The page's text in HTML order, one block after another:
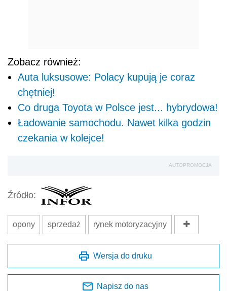
Zobacz również:
Auta luksusowe: Polacy kupują je coraz
chętniej!
Co druga Toyota w Polsce jest... hybrydowa!
Ładowanie samochodu. Nawet kilka godzin
czekania w kolejce!
AUTOPROMOCJA
Źródło:
opony sprzedaż rynek motoryzacyjny
Wersja do druku
Napisz do nas